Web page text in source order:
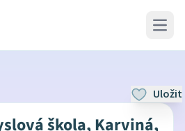
Open
Uložit
škola, Karviná,